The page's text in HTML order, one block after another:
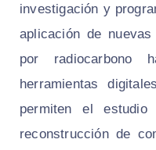
investigación y
aplicación de
por radiocarbono
herramientas
permiten el
reconstrucción de